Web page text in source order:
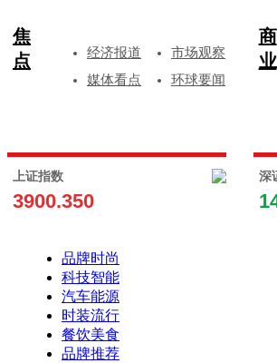
焦
点
经济报道
市场观察
媒体看点
环球要闻
商
业
上证指数
3900.350
深
品牌时尚
科技智能
汽车能源
时装流行
餐饮美食
品牌推荐